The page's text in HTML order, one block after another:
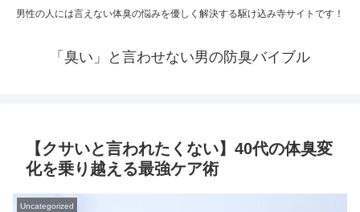
男性の人には言えない体臭の悩みを優しく解決する駆け込み寺サイトです！
「臭い」と言わせない男の防臭バイブル
【クサいと言われたくない】40代の体臭変
化を乗り越える最強ケア術
Uncategorized